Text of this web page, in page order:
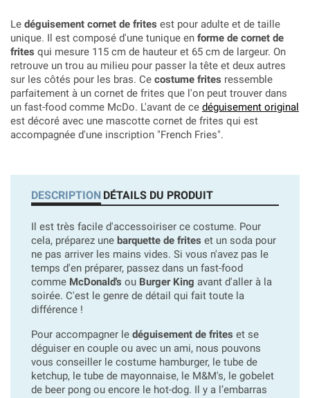
Le déguisement cornet de frites est pour adulte et de taille
unique. Il est composé d'une tunique en forme de cornet de
frites qui mesure 115 cm de hauteur et 65 cm de largeur. On
retrouve un trou au milieu pour passer la tête et deux autres
sur les côtés pour les bras. Ce costume frites ressemble
parfaitement à un cornet de frites que l'on peut trouver dans
un fast-food comme McDo. L'avant de ce déguisement original
est décoré avec une mascotte cornet de frites qui est
accompagnée d'une inscription "French Fries".
DESCRIPTION DÉTAILS DU PRODUIT
Il est très facile d'accessoiriser ce costume. Pour
cela, préparez une barquette de frites et un soda pour
ne pas arriver les mains vides. Si vous n'avez pas le
temps d'en préparer, passez dans un fast-food
comme McDonald's ou Burger King avant d'aller à la
soirée. C'est le genre de détail qui fait toute la
différence !
Pour accompagner le déguisement de frites et se
déguiser en couple ou avec un ami, nous pouvons
vous conseiller le costume hamburger, le tube de
ketchup, le tube de mayonnaise, le M&M's, le gobelet
de beer pong ou encore le hot-dog. Il y a l’embarras